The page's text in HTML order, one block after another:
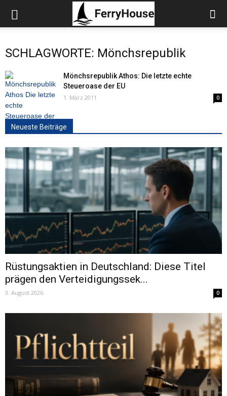
SCHLAGWORTE: Mönchsrepublik
Mönchsrepublik Athos: Die letzte echte
Steueroase der EU
1. März 2011 0
Neueste Beiträge
Rüstungsaktien in Deutschland: Diese Titel
prägen den Verteidigungssek...
3. August 2026 0